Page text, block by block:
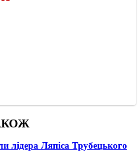
лідера Ляпіса Трубецького